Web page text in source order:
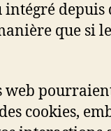
depuis
que si
web
cookies,